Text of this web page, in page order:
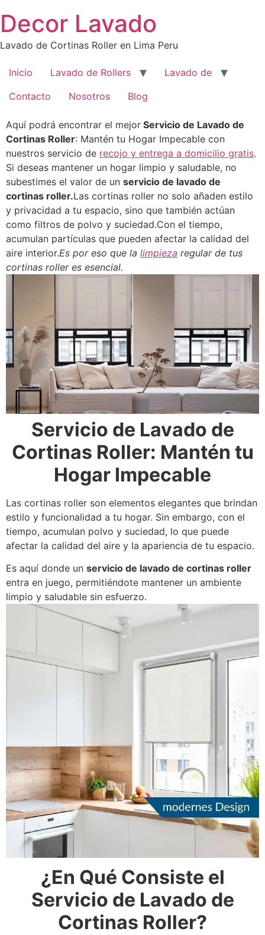
al
contenido
Decor Lavado
Lavado de Cortinas Roller en Lima Peru
Inicio Lavado de Rollers
Lavado de
Contacto
Nosotros Blog
Aquí podrá encontrar el mejor Servicio de Lavado de
Cortinas Roller: Mantén tu Hogar Impecable con
nuestros servicio de recojo y entrega a domicilio gratis.
Si deseas mantener un hogar limpio y saludable, no
subestimes el valor de un servicio de lavado de
cortinas roller.Las cortinas roller no solo añaden estilo
y privacidad a tu espacio, sino que también actúan
como filtros de polvo y suciedad.Con el tiempo,
acumulan partículas que pueden afectar la calidad del
aire interior.Es por eso que la limpieza regular de tus
cortinas roller es esencial.
Servicio de Lavado de
Cortinas Roller: Mantén tu
Hogar Impecable
Las cortinas roller son elementos elegantes que brindan
estilo y funcionalidad a tu hogar. Sin embargo, con el
tiempo, acumulan polvo y suciedad, lo que puede
afectar la calidad del aire y la apariencia de tu espacio.
Es aquí donde un servicio de lavado de cortinas roller
entra en juego, permitiéndote mantener un ambiente
limpio y saludable sin esfuerzo.
¿En Qué Consiste el
Servicio de Lavado de
Cortinas Roller?